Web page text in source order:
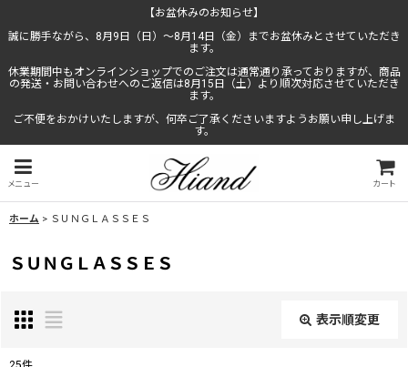
【お盆休みのお知らせ】
誠に勝手ながら、8月9日（日）〜8月14日（金）までお盆休みとさせていただき
ます。
休業期間中もオンラインショップでのご注文は通常通り承っておりますが、商品
の発送・お問い合わせへのご返信は8月15日（土）より順次対応させていただき
ます。
ご不便をおかけいたしますが、何卒ご了承くださいますようお願い申し上げま
す。
メニュー カート
ホーム > ＳＵＮＧＬＡＳＳＥＳ
ＳＵＮＧＬＡＳＳＥＳ
表示順変更